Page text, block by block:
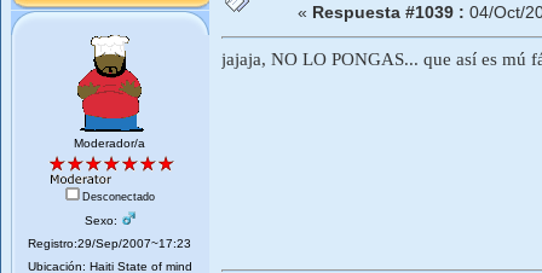
Moderador/a
Desconectado
Sexo:
Registro:29/Sep/2007~17:23
Ubicación: Haiti State of mind
« Respuesta #1039 : 04/Oct/
jajaja, NO LO PONGAS... que así es mú